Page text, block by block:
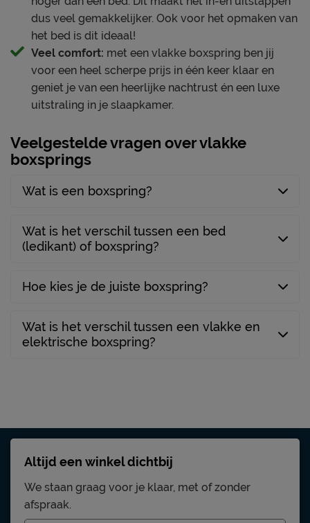
Garantie
boxspring en 10 jaar op
het matras volgens Emma
Montage
gratis gemonteerd
Onderhoud
stofzuigen met een
dus veel gemakkelijker. Ook voor het opmaken van
het bed is dit ideaal!
Veel comfort: met een vlakke boxspring ben jij
voor een heel scherpe prijs in één keer klaar en
geniet je van een heerlijke nachtrust én een luxe
uitstraling in je slaapkamer.
Veelgestelde vragen over vlakke
boxsprings
Wat is een boxspring?
Wat is het verschil tussen een bed
(ledikant) of boxspring?
Hoe kies je de juiste boxspring?
Wat is het verschil tussen een vlakke en
elektrische boxspring?
Altijd een winkel dichtbij
We staan graag voor je klaar, met of zonder
afspraak.